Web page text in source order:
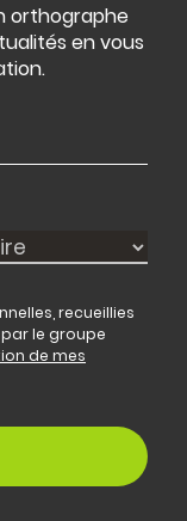
orthographe
en vous
recueillies
le groupe
de mes